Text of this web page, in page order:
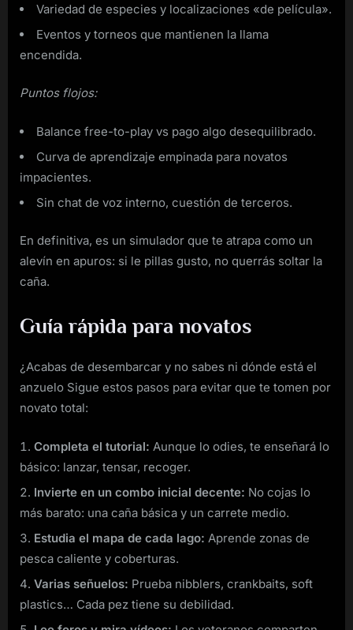
Variedad de especies y localizaciones «de película».
Eventos y torneos que mantienen la llama
encendida.
Puntos flojos:
Balance free-to-play vs pago algo desequilibrado.
Curva de aprendizaje empinada para novatos
impacientes.
Sin chat de voz interno, cuestión de terceros.
En definitiva, es un simulador que te atrapa como un
alevín en apuros: si le pillas gusto, no querrás soltar la
caña.
Guía rápida para novatos
¿Acabas de desembarcar y no sabes ni dónde está el
anzuelo Sigue estos pasos para evitar que te tomen por
novato total:
Completa el tutorial: Aunque lo odies, te enseñará lo
básico: lanzar, tensar, recoger.
Invierte en un combo inicial decente: No cojas lo
más barato: una caña básica y un carrete medio.
Estudia el mapa de cada lago: Aprende zonas de
pesca caliente y coberturas.
Varias señuelos: Prueba nibblers, crankbaits, soft
plastics… Cada pez tiene su debilidad.